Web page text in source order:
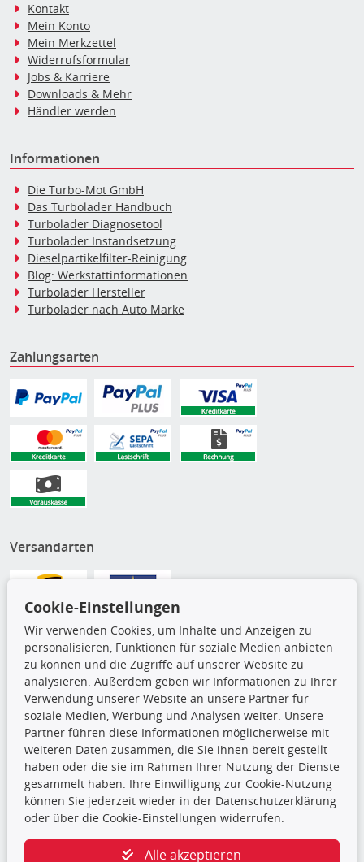
Kontakt
Mein Konto
Mein Merkzettel
Widerrufsformular
Jobs & Karriere
Downloads & Mehr
Händler werden
Informationen
Die Turbo-Mot GmbH
Das Turbolader Handbuch
Turbolader Diagnosetool
Turbolader Instandsetzung
Dieselpartikelfilter-Reinigung
Blog: Werkstattinformationen
Turbolader Hersteller
Turbolader nach Auto Marke
Zahlungsarten
Versandarten
Die hier angezeigten Daten,
insbesondere die gesamte Datenbank,
dürfen nicht kopiert werden. Es ist zu
unterlassen, die Daten oder die gesamte Datenbank ohne
vorherige Zustimmung TecDocs zu vervielfältigen, zu
zu lassen. Ein Zuwiderhandeln stellt eine
Cookie-Einstellungen
Wir verwenden Cookies, um Inhalte und Anzeigen zu
personalisieren, Funktionen für soziale Medien anbieten
zu können und die Zugriffe auf unserer Website zu
analysieren. Außerdem geben wir Informationen zu Ihrer
Verwendung unserer Website an unsere Partner für
soziale Medien, Werbung und Analysen weiter. Unsere
Partner führen diese Informationen möglicherweise mit
weiteren Daten zusammen, die Sie ihnen bereit gestellt
haben oder die sie im Rahmen Ihrer Nutzung der Dienste
gesammelt haben. Ihre Einwilligung zur Cookie-Nutzung
können Sie jederzeit wieder in der Datenschutzerklärung
oder über die Cookie-Einstellungen widerrufen.
Alle akzeptieren